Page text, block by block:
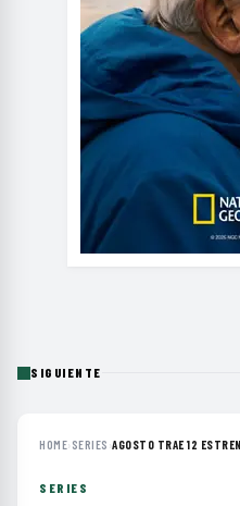
SIGUIENTE
HOME› SERIES ›AGOSTO TRAE 12
SERIES